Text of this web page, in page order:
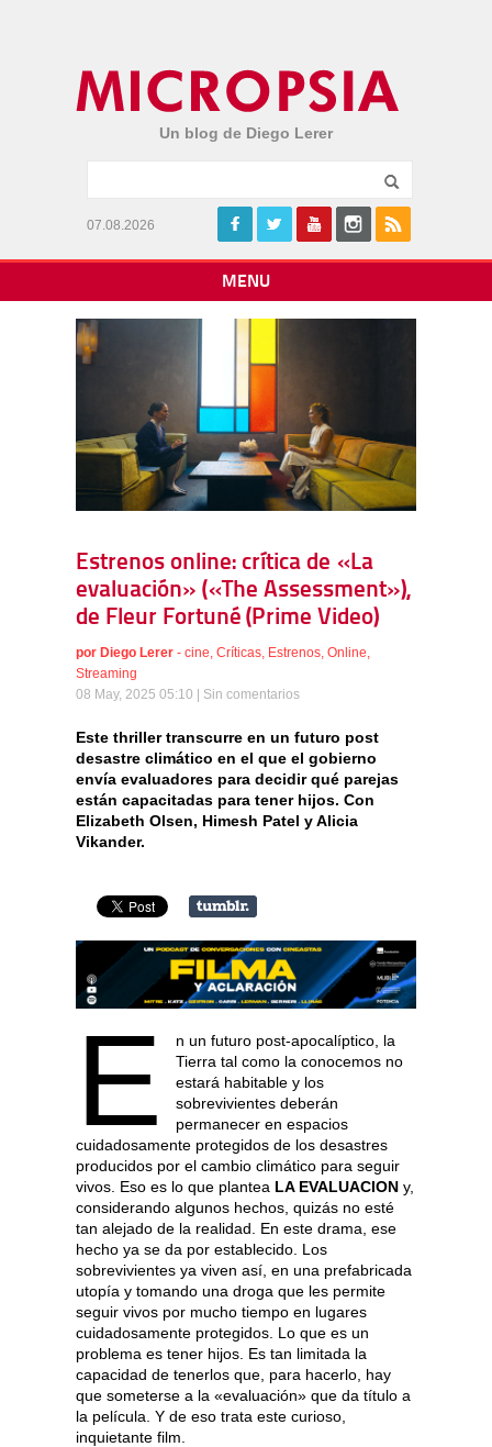
Un blog de Diego Lerer
07.08.2026
MENU
Estrenos online: crítica de «La
evaluación» («The Assessment»),
de Fleur Fortuné (Prime Video)
por Diego Lerer - cine Críticas Estrenos Online
Streaming
08 May, 2025 05:10 | Sin comentarios
Este thriller transcurre en un futuro post
desastre climático en el que el gobierno
envía evaluadores para decidir qué parejas
están capacitadas para tener hijos. Con
Elizabeth Olsen, Himesh Patel y Alicia
Vikander.
E
n un futuro post-apocalíptico, la
Tierra tal como la conocemos no
estará habitable y los
sobrevivientes deberán
permanecer en espacios
cuidadosamente protegidos de los desastres
producidos por el cambio climático para seguir
vivos. Eso es lo que plantea LA EVALUACION y,
considerando algunos hechos, quizás no esté
tan alejado de la realidad. En este drama, ese
hecho ya se da por establecido. Los
sobrevivientes ya viven así, en una prefabricada
utopía y tomando una droga que les permite
seguir vivos por mucho tiempo en lugares
cuidadosamente protegidos. Lo que es un
problema es tener hijos. Es tan limitada la
capacidad de tenerlos que, para hacerlo, hay
que someterse a la «evaluación» que da título a
la película. Y de eso trata este curioso,
inquietante film.